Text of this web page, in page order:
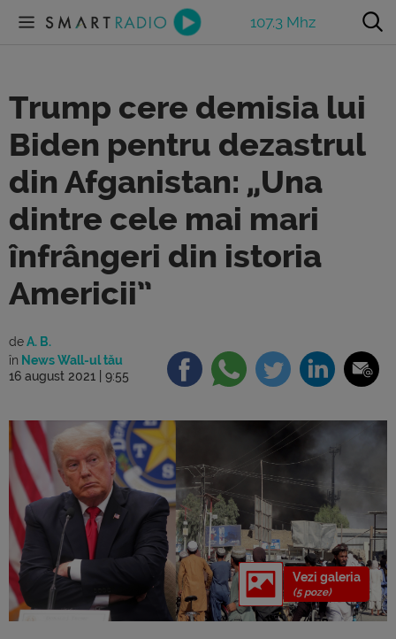
107.3 Mhz
Trump cere demisia lui
Biden pentru dezastrul
din Afganistan: „Una
dintre cele mai mari
înfrângeri din istoria
Americii”
deA. B.
în News Wall-ul tău
16 august 2021 | 9:55
Vezi galeria
(5 poze)